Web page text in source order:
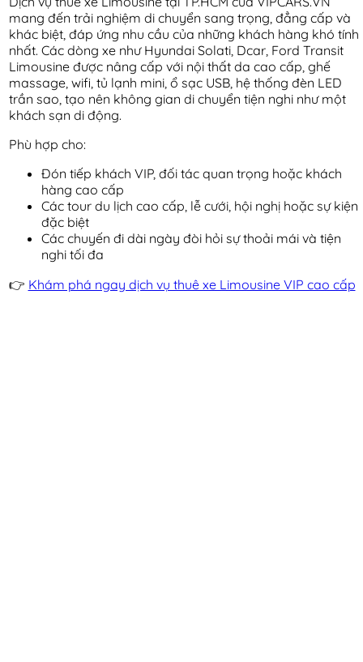
mang đến trải nghiệm di chuyển sang trọng, đẳng cấp và
khác biệt, đáp ứng nhu cầu của những khách hàng khó tính
nhất. Các dòng xe như Hyundai Solati, Dcar, Ford Transit
Limousine được nâng cấp với nội thất da cao cấp, ghế
massage, wifi, tủ lạnh mini, ổ sạc USB, hệ thống đèn LED
trần sao, tạo nên không gian di chuyển tiện nghi như một
khách sạn di động.
Phù hợp cho:
Đón tiếp khách VIP, đối tác quan trọng hoặc khách
hàng cao cấp
Các tour du lịch cao cấp, lễ cưới, hội nghị hoặc sự kiện
đặc biệt
Các chuyến đi dài ngày đòi hỏi sự thoải mái và tiện
nghi tối đa
👉 Khám phá ngay dịch vụ thuê xe Limousine VIP cao cấp